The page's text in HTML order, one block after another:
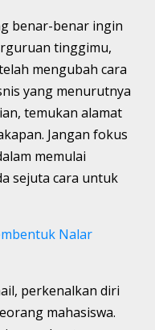
benar-benar ingin
tinggimu,
mengubah cara
yang menurutnya
temukan alamat
Jangan fokus
memulai
sejuta cara untuk
Nalar
perkenalkan diri
mahasiswa.